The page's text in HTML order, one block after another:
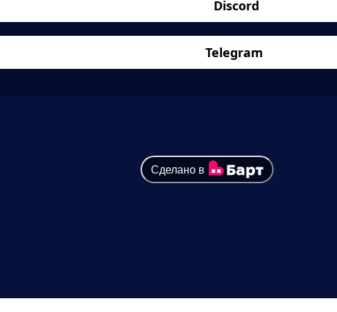
Discord
Telegram
Сделано в